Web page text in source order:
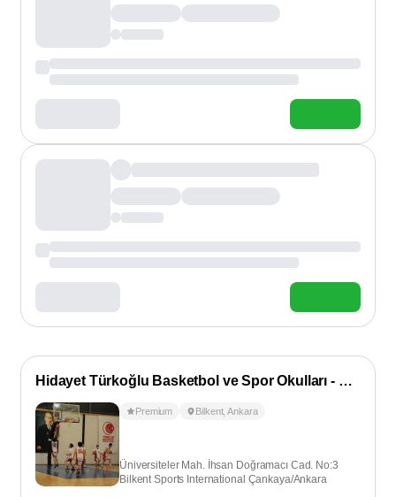
Hidayet Türkoğlu Basketbol ve Spor Okulları - Bilkent
Premium Bilkent,Ankara
Üniversiteler Mah. İhsan Doğramacı Cad. No:3
Bilkent Sports International Çankaya/Ankara